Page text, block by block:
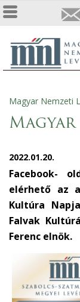
Jelenlegi
hely
Magyar Nemzeti
2022.01.20.
Facebook-
elérhető az
Kultúra
Falvak
Ferenc elnök.